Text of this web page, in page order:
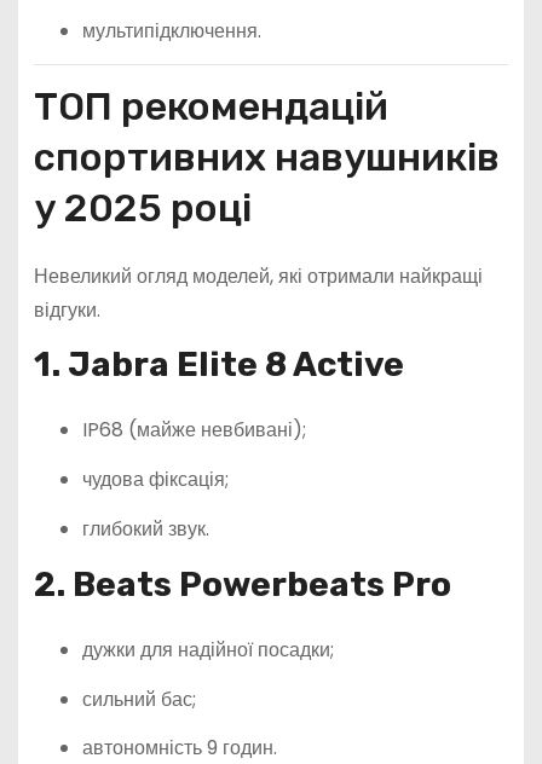
мультипідключення.
ТОП рекомендацій
спортивних навушників
у 2025 році
Невеликий огляд моделей, які отримали найкращі
відгуки.
1. Jabra Elite 8 Active
IP68 (майже невбивані);
чудова фіксація;
глибокий звук.
2. Beats Powerbeats Pro
дужки для надійної посадки;
сильний бас;
автономність 9 годин.